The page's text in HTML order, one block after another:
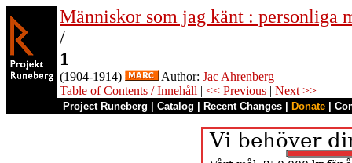
Människor som jag känt : personliga
/
1
(1904-1914) Author: Jac Ahrenberg
Table of Contents / Innehåll | << Previous | Next >>
Project Runeberg Catalog Recent Changes Donate